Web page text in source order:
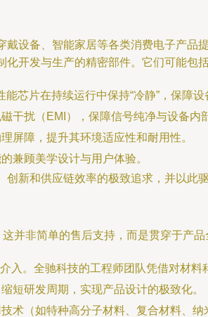
设备、智能家居等各类消费电子产品
开发与生产的精密部件。它们可能包括
芯片在持续运行中保持“冷静”，保障设
干扰（EMI），保障信号纯净与设备内
屏障，提升其环境适应性和耐用性。
兼顾美学设计与用户体验。
新和供应链效率的极致追求，并以此
并非简单的售后支持，而是贯穿于产品
入。全驰科技的工程师团队凭借对材
短研发周期，实现产品设计的极致化。
术（如特种高分子材料、复合材料、